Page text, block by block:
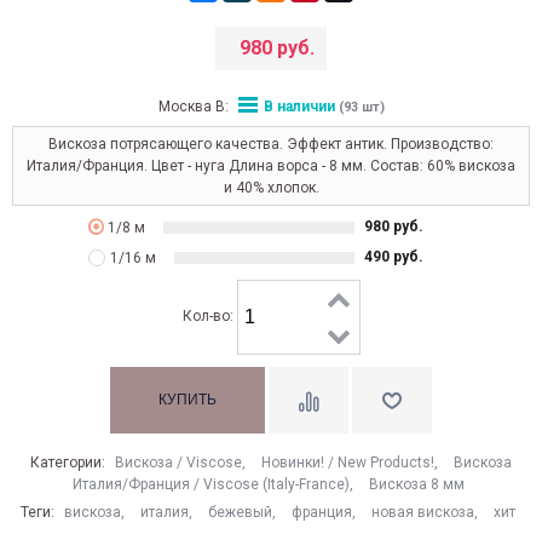
980 руб.
Москва В: В наличии (93 шт)
Вискоза потрясающего качества. Эффект антик. Производство:
Италия/Франция. Цвет - нуга Длина ворса - 8 мм. Состав: 60% вискоза
и 40% хлопок.
1/8 м
980 руб.
1/16 м
490 руб.
Кол-во:
Категории: Вискоза / Viscose, Новинки! / New Products!,
Вискоза
Италия/Франция / Viscose (Italy-France),
Вискоза 8 мм
Теги:
вискоза, италия, бежевый, франция, новая вискоза, хит